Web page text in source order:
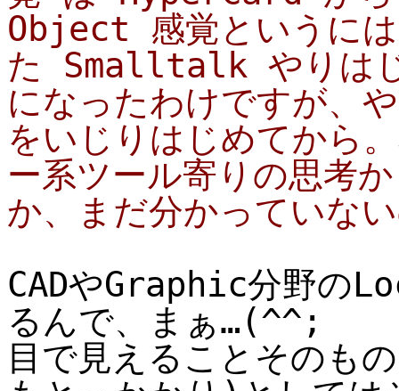
Object 感覚というには
た Smalltalk やりはじ
になったわけですが、
をいじりはじめてから
ー系ツール寄りの思考
か、まだ分かっていな
CADやGraphic分野の
るんで、まぁ…(^^;
目で見えることそのも